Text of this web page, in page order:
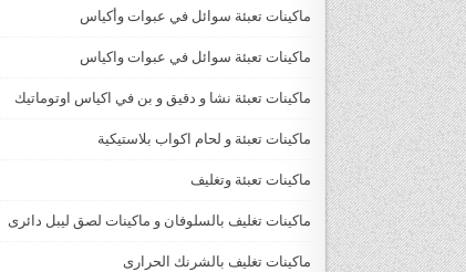
ماكينات تعبئة سوائل في عبوات وأكياس
ماكينات تعبئة سوائل في عبوات واكياس
ماكينات تعبئة نشا و دقيق و بن في اكياس اوتوماتيك
ماكينات تعبئة و لحام اكواب بلاستيكية
ماكينات تعبئة وتغليف
ماكينات تغليف بالسلوفان و ماكينات لصق ليبل دائرى
ماكينات تغليف بالشرنك الحرارى